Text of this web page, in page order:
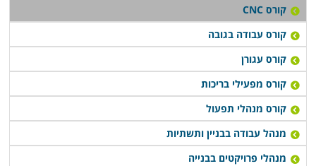
קורס CNC
קורס עבודה בגובה
קורס עגורן
קורס מפעילי בריכות
קורס מנהלי תפעול
מנהל עבודה בבניין ותשתיות
מנהלי פרויקטים בבנייה